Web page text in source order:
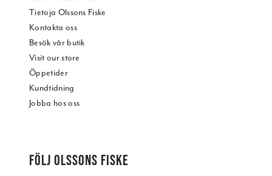
Tietoja Olssons Fiske
Kontakta oss
Besök vår butik
Visit our store
Öppetider
Kundtidning
Jobba hos oss
FÖLJ OLSSONS FISKE